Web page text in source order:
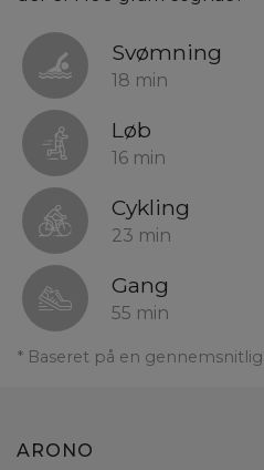
Svømning
18 min
Løb
16 min
Cykling
23 min
Gang
55 min
* Baseret på en
ARONO